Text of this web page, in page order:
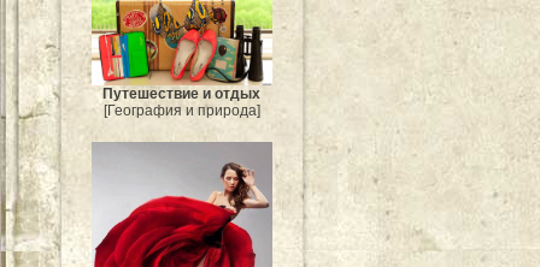
Путешествие и отдых
[География и природа]